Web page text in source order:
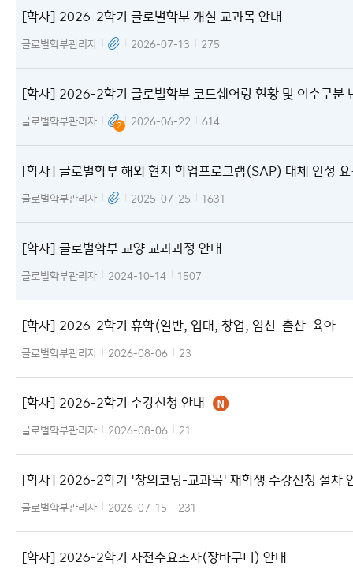
[학사] 2026-2학기 글로벌학부 개설 교과목 안내
글로벌학부관리자 2026-07-13 275
[학사] 2026-2학기 글로벌학부 코드쉐어링 현황 및 이수구분
신청 안내
글로벌학부관리자 2 2026-06-22 614
[학사] 글로벌학부 해외 현지 학업프로그램(SAP) 대체 인정
적용 시행 안내
글로벌학부관리자 2025-07-25 1631
[학사] 글로벌학부 교양 교과과정 안내
글로벌학부관리자 2024-10-14 1507
[학사] 2026-2학기 휴학(일반, 입대, 창업, 임신·출산·육아)
및 복학, 자퇴 안내
글로벌학부관리자 2026-08-06 23
[학사] 2026-2학기 수강신청 안내
글로벌학부관리자 2026-08-06 21
[학사] 2026-2학기 '창의코딩-교과목' 재학생 수강신청 절차
글로벌학부관리자 2026-07-15 231
[학사] 2026-2학기 사전수요조사(장바구니) 안내